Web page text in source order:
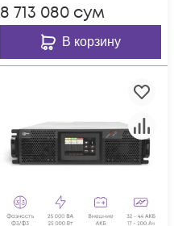
8 713 080 сум
В корзину